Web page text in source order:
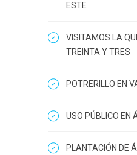
ESTE
VISITAMOS LA
TREINTA Y TRES
POTRERILLO EN
USO PÚBLICO EN
PLANTACIÓN DE